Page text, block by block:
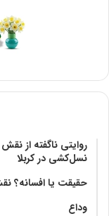
روایتی ناگفته از
نسل‌کشی در کربلا
حقیقت یا افسانه؟‌
وداع